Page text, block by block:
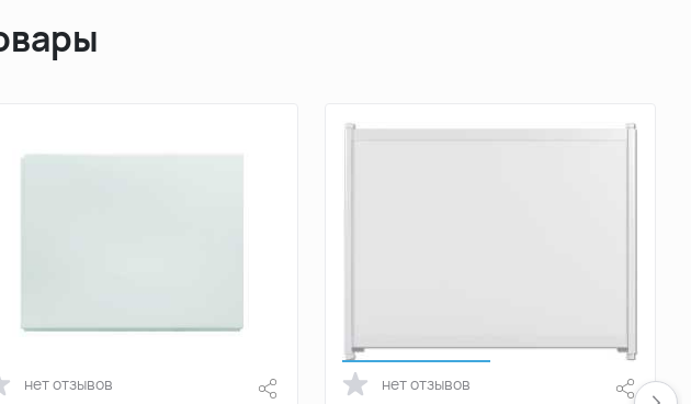
нет отзывов нет отзывов